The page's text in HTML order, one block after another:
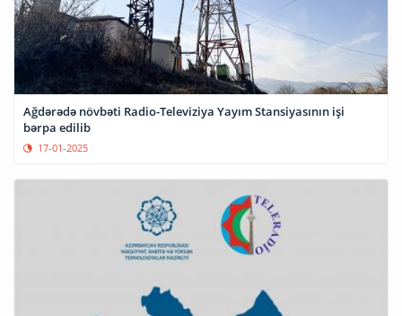
Ağdərədə növbəti Radio-Televiziya Yayım Stansiyasının işi
bərpa edilib
17-01-2025